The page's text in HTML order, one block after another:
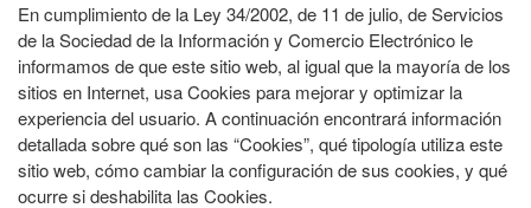
En cumplimiento de la Ley 34/2002, de 11 de julio, de Servicios
de la Sociedad de la Información y Comercio Electrónico le
informamos de que este sitio web, al igual que la mayoría de los
sitios en Internet, usa Cookies para mejorar y optimizar la
experiencia del usuario. A continuación encontrará información
detallada sobre qué son las “Cookies”, qué tipología utiliza este
sitio web, cómo cambiar la configuración de sus cookies, y qué
ocurre si deshabilita las Cookies.